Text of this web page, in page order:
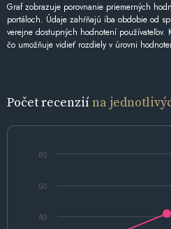
Graf zobrazuje porovnanie priemerných
portáloch. Údaje zahŕňajú iba obdobie od
verejne dostupných hodnotení používateľov.
čo umožňuje vidieť rozdiely v úrovni
Počet recenziína
40
50
60